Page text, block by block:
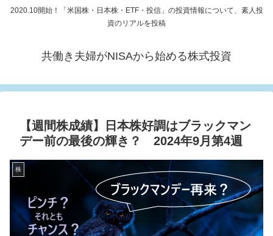
2020.10開始！「米国株・日本株・ETF・投信」の投資情報について、素人投
資のリアルを投稿
共働き夫婦がNISAから始める株式投資
【週間株成績】日本株好調はブラックマン
デー前の最後の輝き？ 2024年9月第4週
株